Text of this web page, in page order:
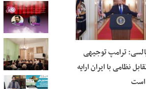
ترامپ توجیهی
نظامی با ایران ارایه
است